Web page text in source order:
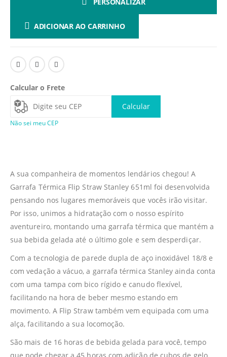
ADICIONAR AO CARRINHO
Calcular o Frete
Calcular
Não sei meu CEP
A sua companheira de momentos lendários chegou! A
Garrafa Térmica Flip Straw Stanley 651ml foi desenvolvida
pensando nos lugares memoráveis que vocês irão visitar.
Por isso, unimos a hidratação com o nosso espírito
aventureiro, montando uma garrafa térmica que mantém a
sua bebida gelada até o último gole e sem desperdiçar.
Com a tecnologia de parede dupla de aço inoxidável 18/8 e
com vedação a vácuo, a garrafa térmica Stanley ainda conta
com uma tampa com bico rígido e canudo flexível,
facilitando na hora de beber mesmo estando em
movimento. A Flip Straw também vem equipada com uma
alça, facilitando a sua locomoção.
São mais de 16 horas de bebida gelada para você, tempo